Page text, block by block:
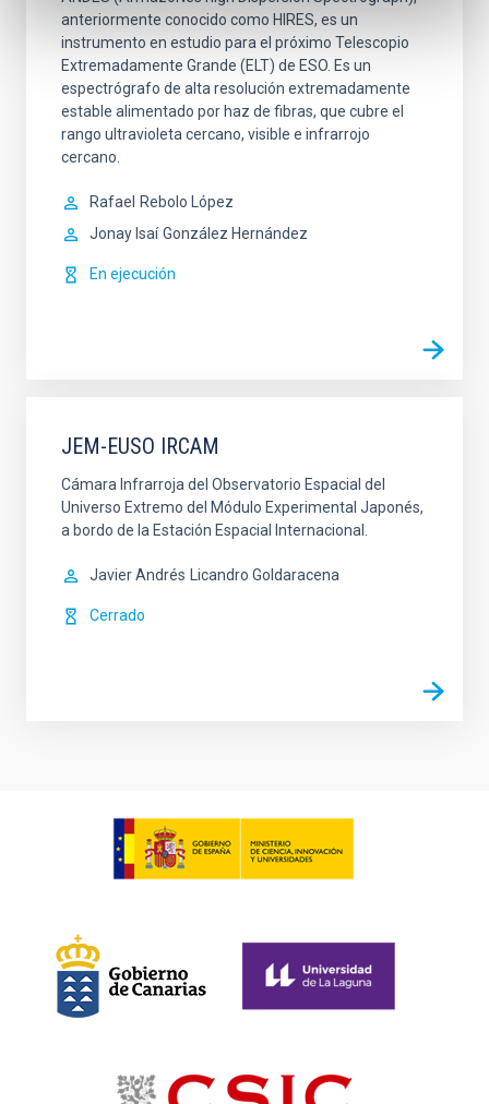
anteriormente conocido como HIRES, es un
instrumento en estudio para el próximo Telescopio
Extremadamente Grande (ELT) de ESO. Es un
espectrógrafo de alta resolución extremadamente
estable alimentado por haz de fibras, que cubre el
rango ultravioleta cercano, visible e infrarrojo
cercano.
Rafael
Rebolo López
Jonay Isaí González Hernández
En ejecución
JEM-EUSO IRCAM
Cámara Infrarroja del Observatorio Espacial del
Universo Extremo del Módulo Experimental Japonés,
a bordo de la Estación Espacial Internacional.
Javier Andrés Licandro Goldaracena
Cerrado